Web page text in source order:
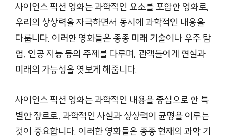
사이언스 픽션 영화는 과학적인 요소를 포함한 영화로,
우리의 상상력을 자극하면서 동시에 과학적인 내용을
다룹니다. 이러한 영화들은 종종 미래 기술이나 우주 탐
험, 인공 지능 등의 주제를 다루며, 관객들에게 현실과
미래의 가능성을 엿보게 해줍니다.
사이언스 픽션 영화는 과학적인 내용을 중심으로 한 특
별한 장르로, 과학적인 사실과 상상력이 균형을 이루는
것이 중요합니다. 이러한 영화들은 종종 현재의 과학 기